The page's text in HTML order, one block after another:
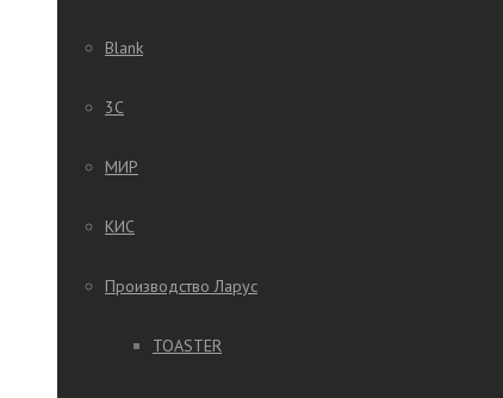
Blank
3C
МИР
КИС
Производство Ларус
TOASTER